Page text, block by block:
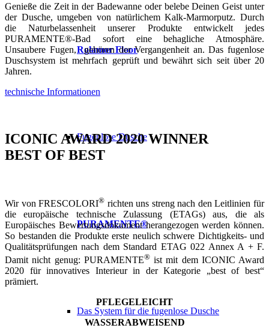
Rolamor Floor
Fugenlose Dusche
PURAMENTE®
Das System für die fugenlose Dusche
Genieße die Zeit in der Badewanne oder belebe Deinen Geist unter
der Dusche, umgeben von natürlichem Kalk-Marmorputz. Durch
die Naturbelassenheit unserer Produkte entwickelt jedes
PURAMENTE®-Bad sofort eine behagliche Atmosphäre.
Unsaubere Fugen, gehören der Vergangenheit an. Das fugenlose
Duschsystem ist mehrfach geprüft und bewährt sich seit über 20
Jahren.
technische Informationen
ICONIC AWARD 2020 WINNER
BEST OF BEST
Wir von FRESCOLORI® richten uns streng nach den Leitlinien für
die europäische technische Zulassung (ETAGs) aus, die als
Europäisches Bewertungsdokument herangezogen werden können.
So bestanden die Produkte erste neulich schwere Dichtigkeits- und
Qualitätsprüfungen nach dem Standard ETAG 022 Annex A + F.
Damit nicht genug: PURAMENTE®ist mit dem ICONIC Award
2020 für innovatives Interieur in der Kategorie „best of best“
prämiert.
PFLEGELEICHT
WASSERABWEISEND